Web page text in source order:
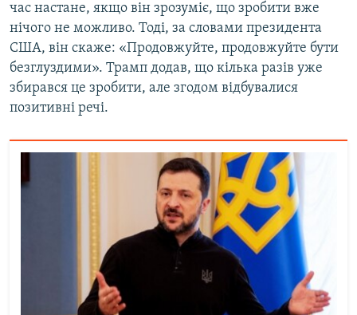
час настане, якщо він зрозуміє, що зробити вже
нічого не можливо. Тоді, за словами президента
США, він скаже: «Продовжуйте, продовжуйте бути
безглуздими». Трамп додав, що кілька разів уже
збирався це зробити, але згодом відбувалися
позитивні речі.